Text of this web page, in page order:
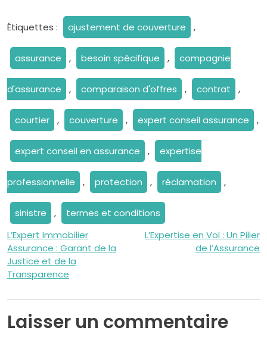
Étiquettes : ajustement de couverture ,
assurance , besoin spécifique , compagnie
d'assurance , comparaison d'offres , contrat ,
courtier , couverture , expert conseil assurance ,
expert conseil en assurance , expertise
professionnelle , protection , réclamation ,
sinistre , termes et conditions
Navigation
de
l’article
L’Expert Immobilier
Assurance : Garant de la
Justice et de la
Transparence
L’Expertise en Vol : Un Pilier
de l’Assurance
Laisser un commentaire